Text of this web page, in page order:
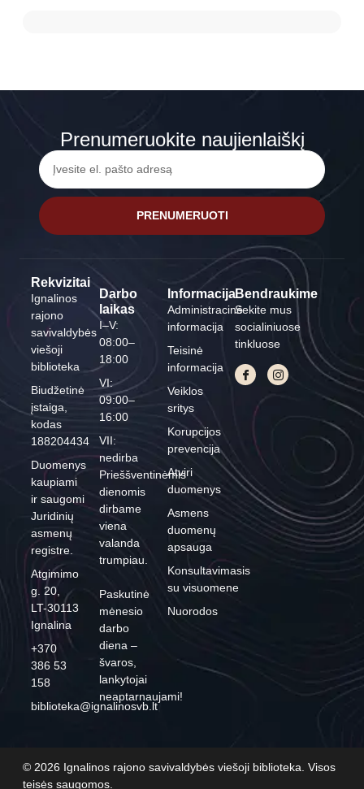
Prenumeruokite naujienlaiškį
PRENUMERUOTI
Rekvizitai
Ignalinos
rajono
savivaldybės
viešoji
biblioteka
Biudžetinė
įstaiga,
kodas
188204434
Duomenys
kaupiami
ir saugomi
Juridinių
asmenų
registre.
Atgimimo
g. 20,
LT-30113
Ignalina
+370
386 53
158
biblioteka@ignalinosvb.lt
Darbo
laikas
I–V:
08:00–
18:00
VI:
09:00–
16:00
VII:
nedirba
Prieššventinėmis
dienomis
dirbame
viena
valanda
trumpiau.
Paskutinė
mėnesio
darbo
diena –
švaros,
lankytojai
neaptarnaujami!
Informacija
Administracinė
informacija
Teisinė
informacija
Veiklos
sritys
Korupcijos
prevencija
Atviri
duomenys
Asmens
duomenų
apsauga
Konsultavimasis
su visuomene
Nuorodos
Bendraukime
Sekite mus
socialiniuose
tinkluose
© 2026 Ignalinos rajono savivaldybės viešoji biblioteka. Visos
teisės saugomos.